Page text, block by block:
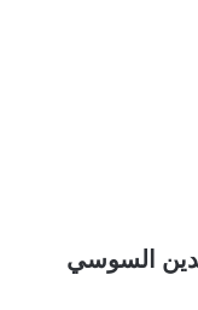
السوسي